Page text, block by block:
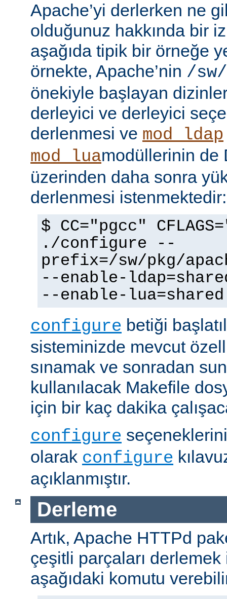
Apache’yi derlerken ne
olduğunuz hakkında bir
aşağıda tipik bir örneğe
örnekte, Apache’nin /
önekiyle başlayan
derleyici ve derleyici
derlenmesi ve mod_ldap
mod_luamodüllerinin de
üzerinden daha sonra
derlenmesi istenmektedir:
$ CC="pgcc"
./configure --
prefix=/sw/pkg/
--enable-
--enable-lua=shared
configure betiği
sisteminizde mevcut
sınamak ve sonradan
kullanılacak Makefile
için bir kaç dakika
configure
olarak configure
açıklanmıştır.
Derleme
Artık, Apache HTTPd
çeşitli parçaları
aşağıdaki komutu